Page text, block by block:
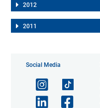
2012
2011
Social Media